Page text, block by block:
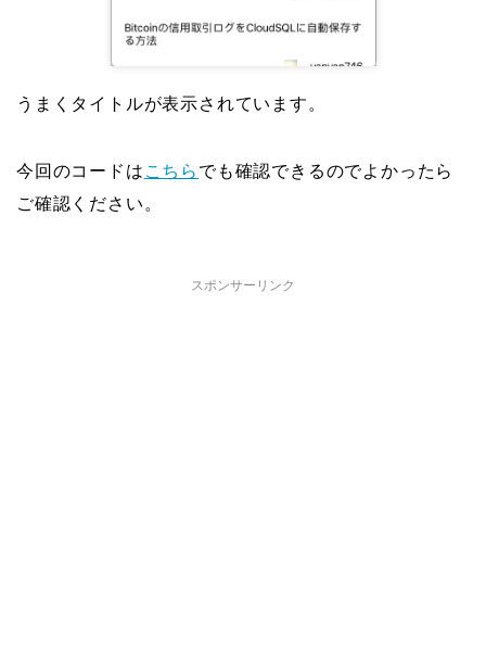
うまくタイトルが表示されています。
今回のコードは こちら でも確認できるのでよかったら
ご確認ください。
スポンサーリンク